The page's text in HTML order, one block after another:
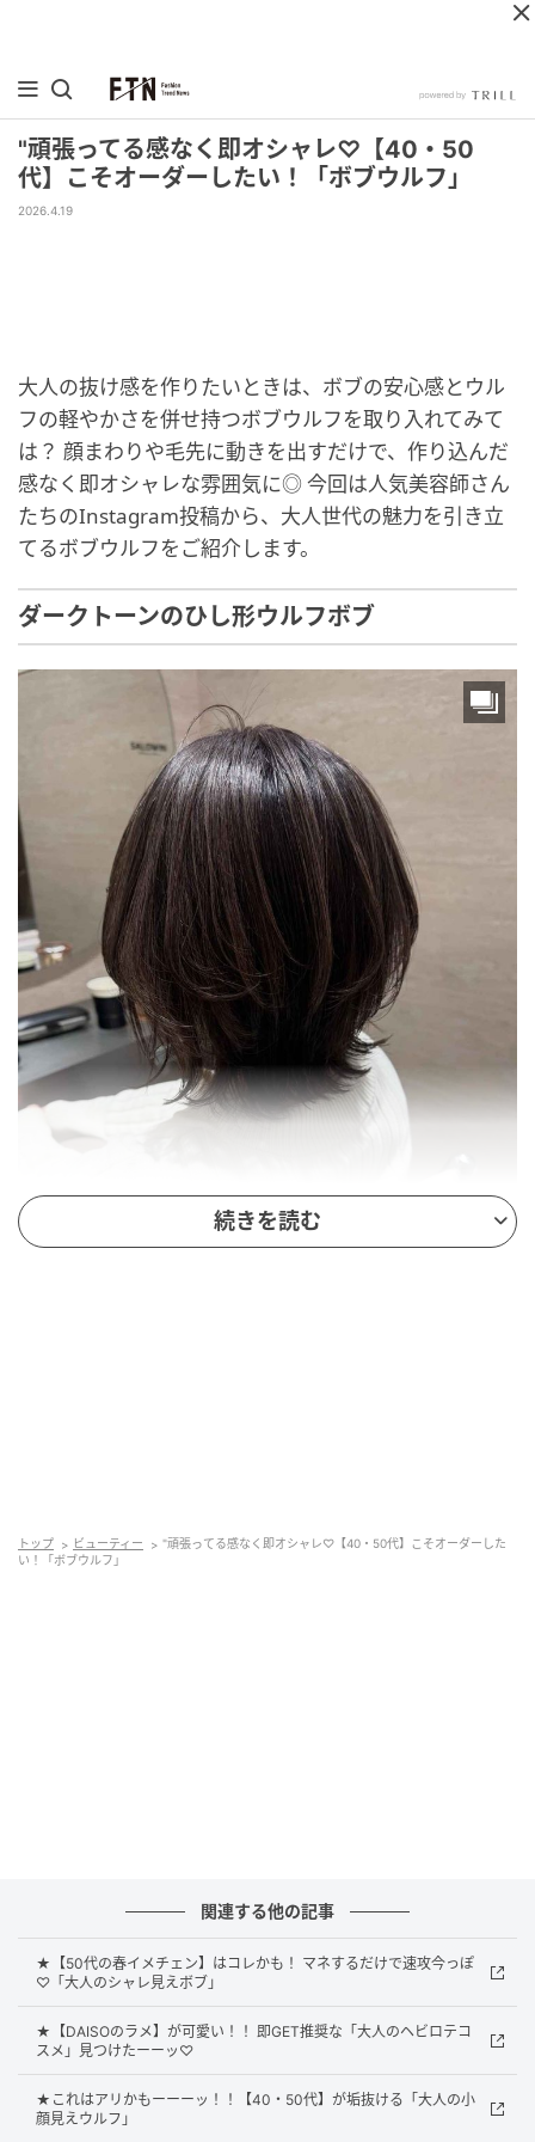
"頑張ってる感なく即オシャレ♡【40・50
代】こそオーダーしたい！「ボブウルフ」
2026.4.19
大人の抜け感を作りたいときは、ボブの安心感とウル
フの軽やかさを併せ持つボブウルフを取り入れてみて
は？ 顔まわりや毛先に動きを出すだけで、作り込んだ
感なく即オシャレな雰囲気に◎ 今回は人気美容師さん
たちのInstagram投稿から、大人世代の魅力を引き立
てるボブウルフをご紹介します。
ダークトーンのひし形ウルフボブ
あるので重く見えず、洗練された大人の余裕を演出し
ています。
続きを読む
トップ ビューティー
"頑張ってる感なく即オシャレ♡【40・50代】こそオーダーした
い！「ボブウルフ」
関連する他の記事
★【50代の春イメチェン】はコレかも！ マネするだけで速攻今っぽ
♡「大人のシャレ見えボブ」
★【DAISOのラメ】が可愛い！！ 即GET推奨な「大人のヘビロテコ
スメ」見つけたーーッ♡
★これはアリかもーーーッ！！【40・50代】が垢抜ける「大人の小
顔見えウルフ」